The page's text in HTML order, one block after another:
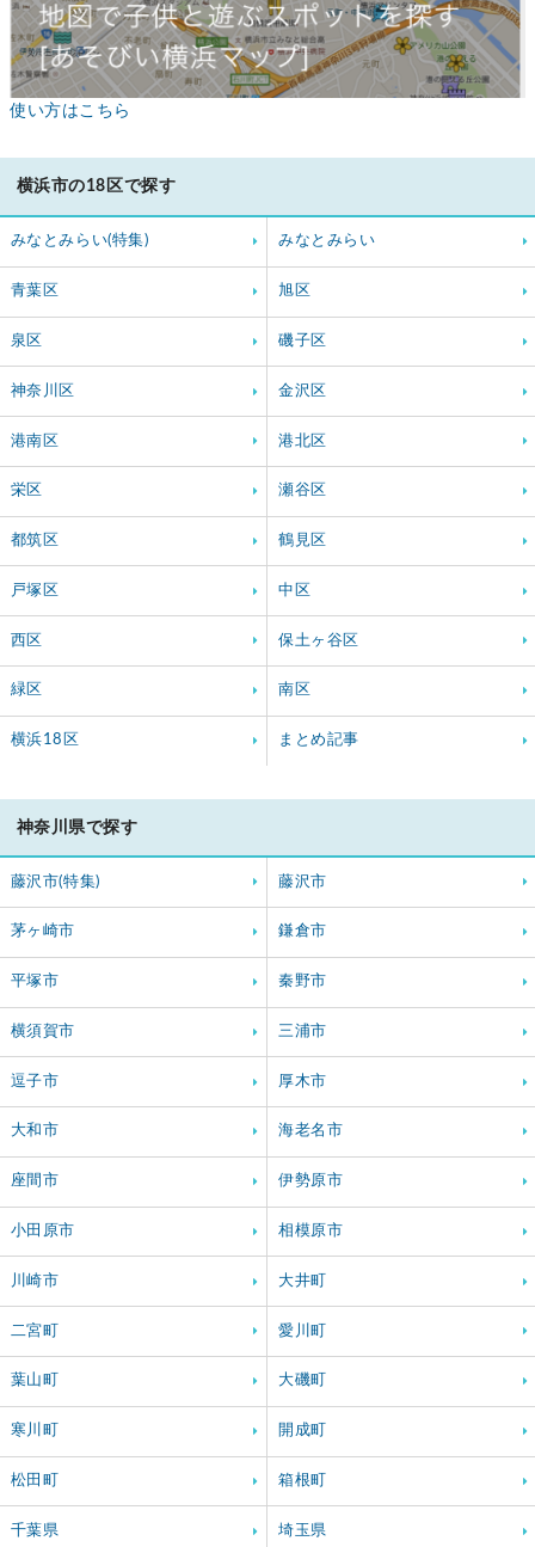
使い方はこちら
横浜市の18区で探す
みなとみらい(特集) みなとみらい
青葉区 旭区
泉区 磯子区
神奈川区 金沢区
港南区 港北区
栄区 瀬谷区
都筑区 鶴見区
戸塚区 中区
西区 保土ヶ谷区
緑区 南区
横浜18区 まとめ記事
神奈川県で探す
藤沢市(特集) 藤沢市
茅ヶ崎市 鎌倉市
平塚市 秦野市
横須賀市 三浦市
逗子市 厚木市
大和市 海老名市
座間市 伊勢原市
小田原市 相模原市
川崎市 大井町
二宮町 愛川町
葉山町 大磯町
寒川町 開成町
松田町 箱根町
千葉県 埼玉県